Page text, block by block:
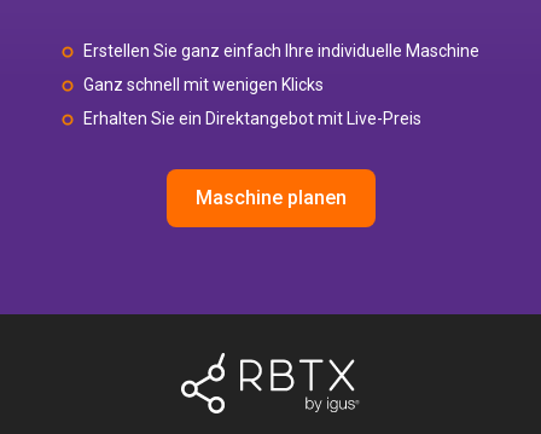
Erstellen Sie ganz einfach Ihre individuelle Maschine
Ganz schnell mit wenigen Klicks
Erhalten Sie ein Direktangebot mit Live-Preis
Maschine planen